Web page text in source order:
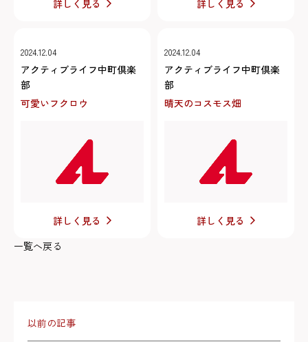
詳しく見る 詳しく見る
2024.12.04
アクティブライフ中町倶楽
部
可愛いフクロウ
詳しく見る
2024.12.04
アクティブライフ中町倶楽
部
晴天のコスモス畑
詳しく見る
一覧へ戻る
以前の記事